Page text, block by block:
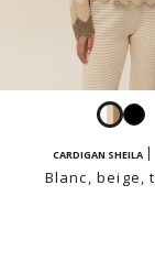
Blanc,
taupe
CARDIGAN SHEILA
Blanc, beige,